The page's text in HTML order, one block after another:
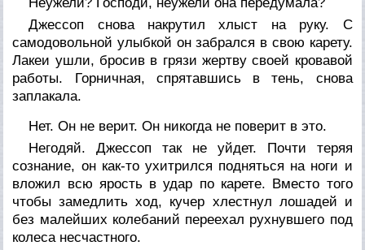
Джессоп снова накрутил хлыст на руку. С
самодовольной улыбкой он забрался в свою карету.
Лакеи ушли, бросив в грязи жертву своей кровавой
работы. Горничная, спрятавшись в тень, снова
заплакала.
Нет. Он не верит. Он никогда не поверит в это.
Негодяй. Джессоп так не уйдет. Почти теряя
сознание, он как-то ухитрился подняться на ноги и
вложил всю ярость в удар по карете. Вместо того
чтобы замедлить ход, кучер хлестнул лошадей и
без малейших колебаний переехал рухнувшего под
колеса несчастного.